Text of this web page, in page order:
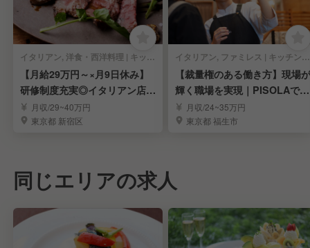
イタリアン, 洋食・西洋料理 | キッチンスタッフ
【月給29万円～×月9日休み】
研修制度充実◎イタリアン店舗
スタッフ募集
月収/29~40万円
東京都 新宿区
イタリアン, ファミレス | キッチンスタッフ
【裁量権のある働き方】現場が
輝く職場を実現｜PISOLAで料
理長候補募集
月収/24~35万円
東京都 福生市
同じエリアの求人